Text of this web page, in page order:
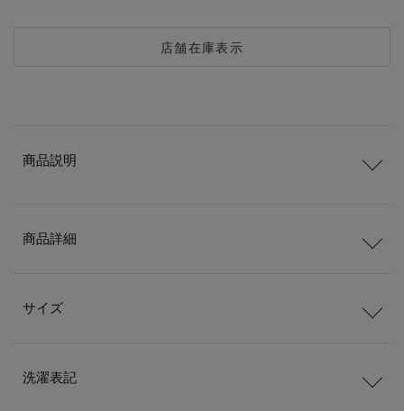
店舗在庫表示
商品説明
商品詳細
サイズ
洗濯表記